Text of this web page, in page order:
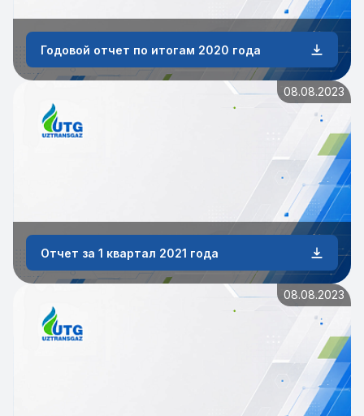
Годовой отчет по итогам 2020 года
08.08.2023
Отчет за 1 квартал 2021 года
08.08.2023